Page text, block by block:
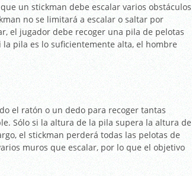
un stickman debe escalar varios obstáculos
no se limitará a escalar o saltar por
el jugador debe recoger una pila de pelotas
pila es lo suficientemente alta, el hombre
el ratón o un dedo para recoger tantas
Sólo si la altura de la pila supera la altura de
el stickman perderá todas las pelotas de
muros que escalar, por lo que el objetivo